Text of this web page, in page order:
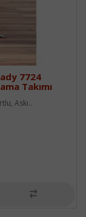
7724
Takımı
Askı..